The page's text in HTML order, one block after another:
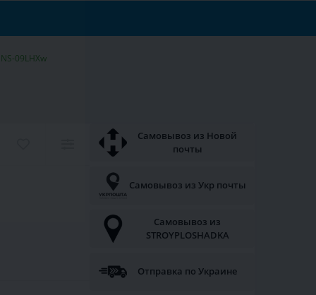
09LHXw
Самовывоз из Новой
почты
Самовывоз из Укр почты
Самовывоз из
STROYPLOSHADKA
Отправка по Украине